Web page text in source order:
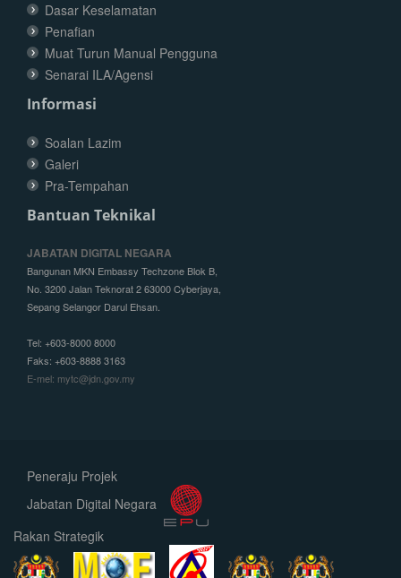
Dasar Keselamatan
Penafian
Muat Turun Manual Pengguna
Senarai ILA/Agensi
Informasi
Soalan Lazim
Galeri
Pra-Tempahan
Bantuan Teknikal
JABATAN DIGITAL NEGARA
Bangunan MKN Embassy Techzone Blok B,
No. 3200 Jalan Teknorat 2 63000 Cyberjaya,
Sepang Selangor Darul Ehsan.
Tel: +603-8000 8000
Faks: +603-8888 3163
E-mel: mytc@jdn.gov.my
Peneraju Projek
Jabatan Digital Negara
Rakan Strategik